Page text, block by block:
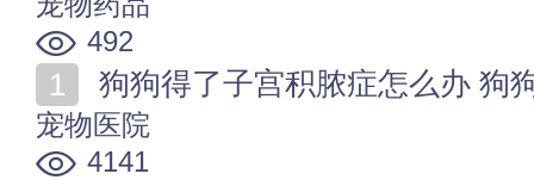
492
狗狗得了子宫积脓症怎么办 狗
宠物医院
4141